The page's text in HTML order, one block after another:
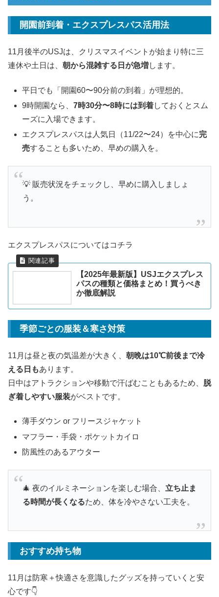
開園前到着・エクスプレスパス活用法
11月後半のUSJは、クリスマスイベントが始まり特に三
連休や土日は、 朝から混雑する日が急増します。
平日でも「開園60〜90分前の到着」が理想的。
9時開園なら、7時30分〜8時には到着しておくとスム
ーズに入場できます。
エクスプレスパスは人気日（11/22〜24）を中心に完
売することも多いため、早めの購入を。
💡 販売状況をチェックし、早めに購入しましょ
う。
エクスプレスパスについてはコチラ
【2025年最新版】USJエクスプレス
パスの種類と価格まとめ！買うべき
か徹底解説
季節ごとの服装＆寒さ対策
11月は昼と夜の気温差が大きく、 朝晩は10℃前後まで冷
える日もあります。
日中はアトラクションや移動で汗ばむこともあるため、
脱
ぎ着しやすい服装がベストです。
薄手ダウン or フリースジャケット
マフラー・手袋・ポケットカイロ
防風性のあるアウター
🎄 夜のイルミネーションを楽しむ場合、 立ち止ま
る時間が長くなるため、体を冷やさない工夫を。
おすすめ持ち物
11月は防寒＋快適さを意識したグッズを持っていくと安
心です👇